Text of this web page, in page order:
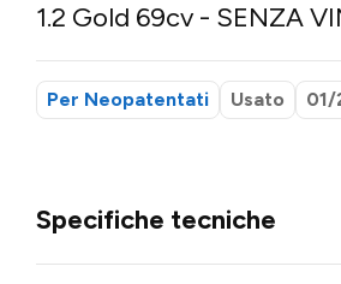
1.2 Gold 69cv - SENZA
Per Neopatentati Usato 01/
Specifiche tecniche